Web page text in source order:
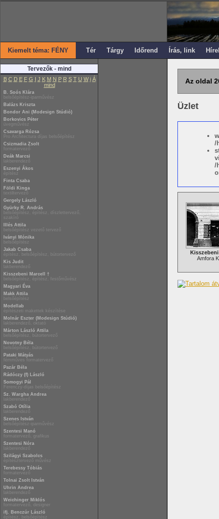
Kiemelt téma: FÉNY Tér Tárgy Időrend Írás, link
Tervezők - mind
B C D E F G I J K M N P R S T U W i Á
mind
B. Soós Klára
belsőépítész-iparművész
Balázs Kriszta
Bondor Ani (Modesign Stúdió)
Borkovics Péter
üvegművész
Csavarga Rózsa
Pro Architectura díjas belsőépítész
Csizmadia Zsolt
formatervező
Deák Marcsi
lakberendező
Eszenyi Ákos
építész
Finta Csaba
Földi Kinga
textiltervező
Gergely László
Gyürky R. András
belsőépítész, építész, díszlettervező,
szakíró
Illés Attila
belsőépítész vezető tervező
Iványi Mónika
belsőépítész
Jakab Csaba
építész, belsőépítész, bútortervező
Kis Judit
lakberendező
Kisszebeni Marcell †
belsőépítész, építész, festőművész
Magyari Éva
Makk Attila
belsőépítész
Modellab
építészeti makettek készítése
Molnár Eszter (Modesign Stúdió)
lakberendező, oktató
Márton László Attila
belsőépítész, bútortervező
Novotny Béla
belsőépítész, bútortervező
Pataki Mátyás
fémműves formatervező
Pazár Béla
Rádóczy (f) László
Somogyi Pál
Ferenczy-díjas belsőépítész
Sz. Wargha Andrea
lakberendező
Szabó Otília
lakberendező
Szenes István
belsőépítész-iparművész
Szentesi Manó
formatervező, grafikus
Szentesi Nóra
lakberendező
Szilágyi Szabolcs
építésztervező művész
Terebessy Tóbiás
formatervező
Tolnai Zsolt István
Uhrin Andrea
lakberendező
Weichinger Miklós
formatervező, designer
ifj. Benczúr László
építész, belsőépítész
Az oldal
Üzlet
/
/
Kisszebeni
Amfora